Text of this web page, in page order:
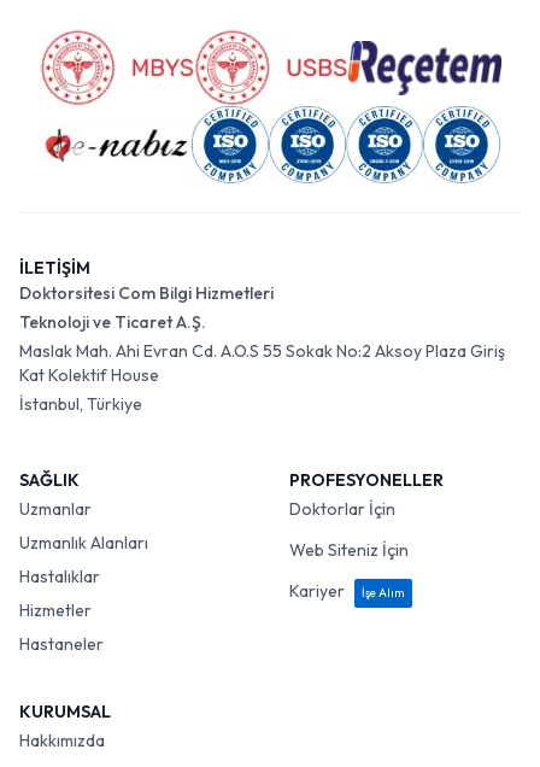
İLETİŞİM
Doktorsitesi Com Bilgi Hizmetleri
Teknoloji ve Ticaret A.Ş.
Maslak Mah. Ahi Evran Cd. A.O.S 55 Sokak No:2 Aksoy Plaza Giriş
Kat Kolektif House
İstanbul, Türkiye
SAĞLIK
Uzmanlar
Uzmanlık Alanları
Hastalıklar
Hizmetler
Hastaneler
PROFESYONELLER
Doktorlar İçin
Web Siteniz İçin
Kariyer
İşe Alım
KURUMSAL
Hakkımızda